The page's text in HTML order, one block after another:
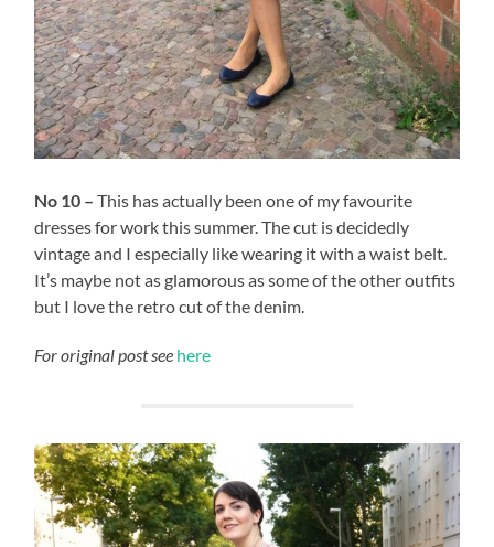
No 10 –This has actually been one of my favourite
dresses for work this summer. The cut is decidedly
vintage and I especially like wearing it with a waist belt.
It’s maybe not as glamorous as some of the other outfits
but I love the retro cut of the denim.
For original post see here